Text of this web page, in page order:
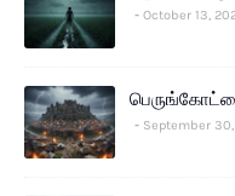
October 13,
September